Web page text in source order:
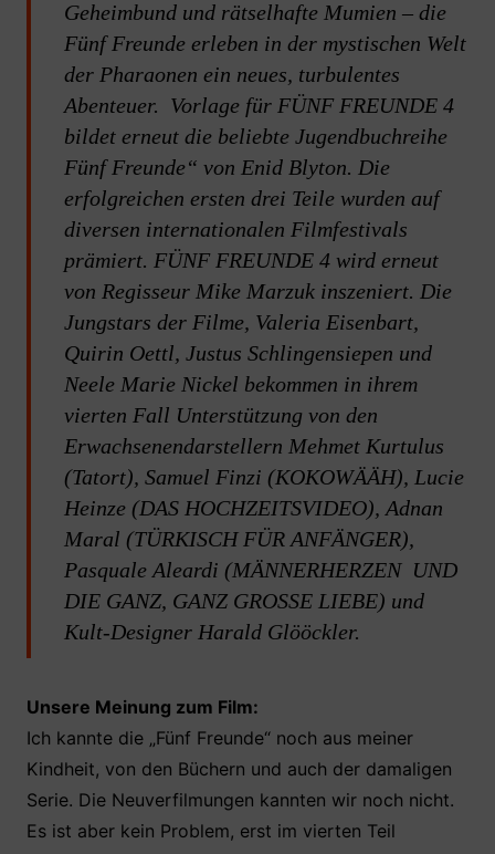
Geheimbund und rätselhafte Mumien – die
Fünf Freunde erleben in der mystischen Welt
der Pharaonen ein neues, turbulentes
Abenteuer. Vorlage für FÜNF FREUNDE 4
bildet erneut die beliebte Jugendbuchreihe
Fünf Freunde“ von Enid Blyton. Die
erfolgreichen ersten drei Teile wurden auf
diversen internationalen Filmfestivals
prämiert. FÜNF FREUNDE 4 wird erneut
von Regisseur Mike Marzuk inszeniert. Die
Jungstars der Filme, Valeria Eisenbart,
Quirin Oettl, Justus Schlingensiepen und
Neele Marie Nickel bekommen in ihrem
vierten Fall Unterstützung von den
Erwachsenendarstellern Mehmet Kurtulus
(Tatort), Samuel Finzi (KOKOWÄÄH), Lucie
Heinze (DAS HOCHZEITSVIDEO), Adnan
Maral (TÜRKISCH FÜR ANFÄNGER),
Pasquale Aleardi (MÄNNERHERZEN UND
DIE GANZ, GANZ GROSSE LIEBE) und
Kult-Designer Harald Glööckler.
Unsere Meinung zum Film:
Ich kannte die „Fünf Freunde“ noch aus meiner
Kindheit, von den Büchern und auch der damaligen
Serie. Die Neuverfilmungen kannten wir noch nicht.
Es ist aber kein Problem, erst im vierten Teil